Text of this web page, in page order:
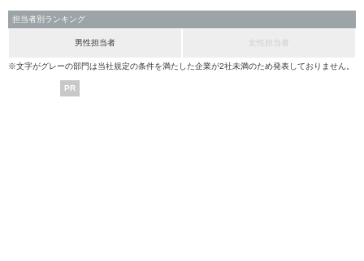
担当者別ランキング
男性担当者 女性担当者
※文字がグレーの部門は当社規定の条件を満たした企業が2社未満のため発表しておりません。
PR